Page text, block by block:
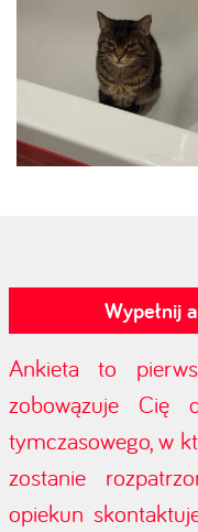
Wypełnij
Ankieta to
zobowązuje
tymczasowego, w
zostanie
opiekun